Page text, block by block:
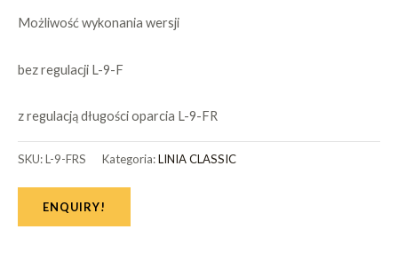
Możliwość wykonania wersji
bez regulacji L-9-F
z regulacją długości oparcia L-9-FR
SKU:L-9-FRS Kategoria:LINIA CLASSIC
ENQUIRY!